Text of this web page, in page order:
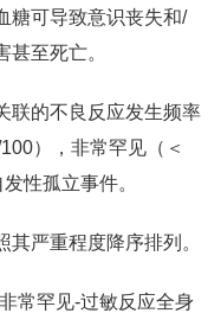
糖可导致意识丧失和/
至死亡。
联的不良反应发生频率
），非常罕见（＜
性孤立事件。
严重程度降序排列。
常罕见-过敏反应全身